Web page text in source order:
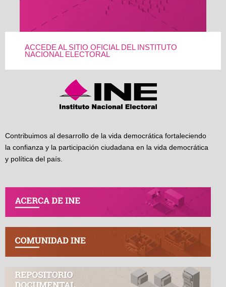
ACCEDE AL SITIO OFICIAL DEL INSTITUTO
NACIONAL ELECTORAL
Contribuimos al desarrollo de la vida democrática fortaleciendo
la confianza y la participación ciudadana en la vida democrática
y política del país.